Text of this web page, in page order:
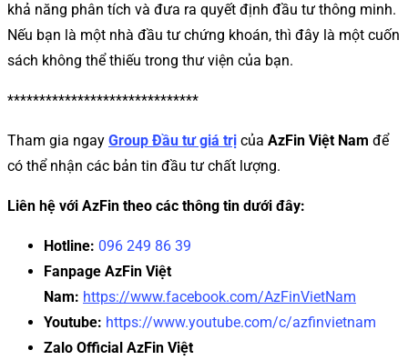
khả năng phân tích và đưa ra quyết định đầu tư thông minh.
Nếu bạn là một nhà đầu tư chứng khoán, thì đây là một cuốn
sách không thể thiếu trong thư viện của bạn.
******************************
Tham gia ngay Group Đầu tư giá trị của AzFin Việt Nam để
có thể nhận các bản tin đầu tư chất lượng.
Liên hệ với AzFin theo các thông tin dưới đây:
Hotline: 096 249 86 39
Fanpage AzFin Việt
Nam: https://www.facebook.com/AzFinVietNam
Youtube: https://www.youtube.com/c/azfinvietnam
Zalo Official AzFin Việt